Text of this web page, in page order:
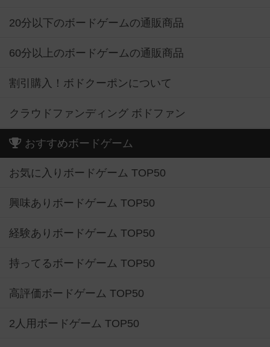
20分以下のボードゲームの通販商品
60分以上のボードゲームの通販商品
割引購入！ボドクーポンについて
クラウドファンディング ボドファン
おすすめボードゲーム
お気に入りボードゲーム TOP50
興味ありボードゲーム TOP50
経験ありボードゲーム TOP50
持ってるボードゲーム TOP50
高評価ボードゲーム TOP50
2人用ボードゲーム TOP50